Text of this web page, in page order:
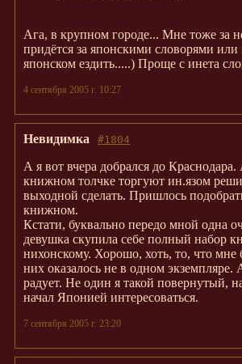
Ага, в крупном городе... Мне тоже за
придётся за японскими словорями
японском ездить.....) Проще с инета
4 сентября 2005 г. 10:27
#1804
Невидимка
А я вот вчера добрался до Краснодара.
книжном толчке торгуют ин.язом
выходной сделать. Пришлось
книжном.
Кстати, буквально передо мной одна
девушка скупила себе полный набор
нихонскому. Хорошо, хоть, то, что
них оказалось не в одном экземпляре.
радует. Не один я такой повернутый,
начал Японией интересоваться.
7 сентября 2005 г. 23:20